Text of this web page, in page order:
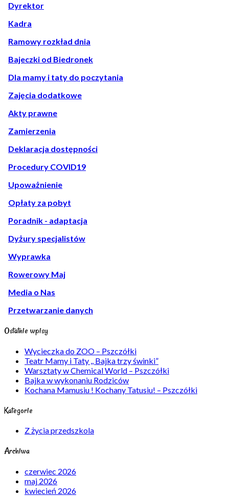
Dyrektor
Kadra
Ramowy rozkład dnia
Bajeczki od Biedronek
Dla mamy i taty do poczytania
Zajęcia dodatkowe
Akty prawne
Zamierzenia
Deklaracja dostępności
Procedury COVID19
Upoważnienie
Opłaty za pobyt
Poradnik - adaptacja
Dyżury specjalistów
Wyprawka
Rowerowy Maj
Media o Nas
Przetwarzanie danych
Ostatnie wpisy
Wycieczka do ZOO – Pszczółki
Teatr Mamy i Taty ,, Bajka trzy świnki”
Warsztaty w Chemical World – Pszczółki
Bajka w wykonaniu Rodziców
Kochana Mamusiu ! Kochany Tatusiu! – Pszczółki
Kategorie
Z życia przedszkola
Archiwa
czerwiec 2026
maj 2026
kwiecień 2026